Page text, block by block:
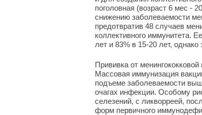
поголовная (возраст 6 мес -
снижению заболеваемости
предотвратив 48 случаев
коллективного иммунитета.
лет и 83% в 15-20 лет,
Прививка от
Массовая иммунизация
подъеме заболеваемости
очагах инфекции. Особому
селезений, с ликворреей,
форм первичного